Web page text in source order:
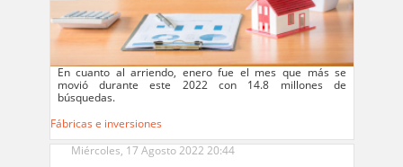
En cuanto al arriendo, enero fue el mes que más se
movió durante este 2022 con 14.8 millones de
búsquedas.
Fábricas e inversiones
Miércoles, 17 Agosto 2022 20:44